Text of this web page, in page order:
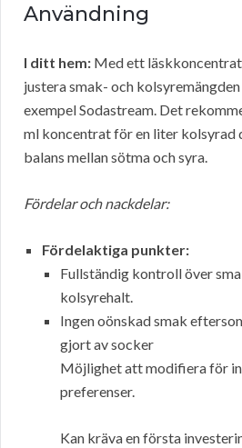
Användning
I ditt hem: Med ett
justera smak- och kolsyremängden
exempel Sodastream. Det
ml koncentrat för en liter kolsyrad
balans mellan sötma och syra.
Fördelar och nackdelar:
Fördelaktiga punkter:
Fullständig kontroll över
kolsyrehalt.
Ingen oönskad smak
gjort av socker
Möjlighet att modifiera för
preferenser.
Kan kräva en första